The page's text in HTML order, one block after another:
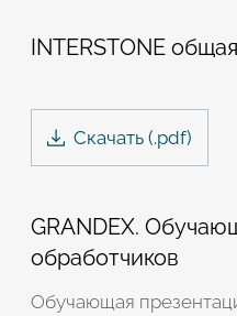
INTERSTONE
Скачать (.pdf)
GRANDEX.
обработчиков
Обучающая